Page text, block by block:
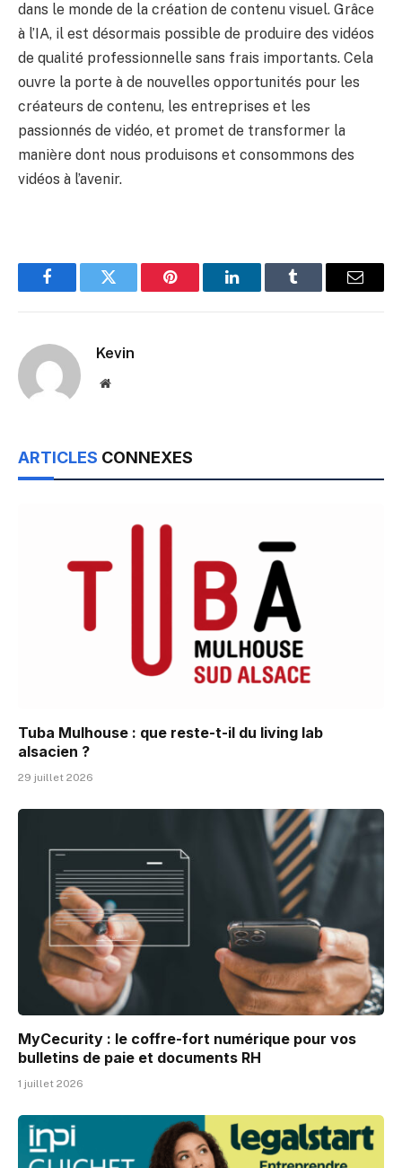
dans le monde de la création de contenu visuel. Grâce
à l’IA, il est désormais possible de produire des vidéos
de qualité professionnelle sans frais importants. Cela
ouvre la porte à de nouvelles opportunités pour les
créateurs de contenu, les entreprises et les
passionnés de vidéo, et promet de transformer la
manière dont nous produisons et consommons des
vidéos à l’avenir.
FacebookTwitter Pinterest LinkedInTumblr Email
Kevin
Website
ARTICLES CONNEXES
Tuba Mulhouse : que reste-t-il du living lab
alsacien ?
29 juillet 2026
MyCecurity : le coffre-fort numérique pour vos
bulletins de paie et documents RH
1 juillet 2026